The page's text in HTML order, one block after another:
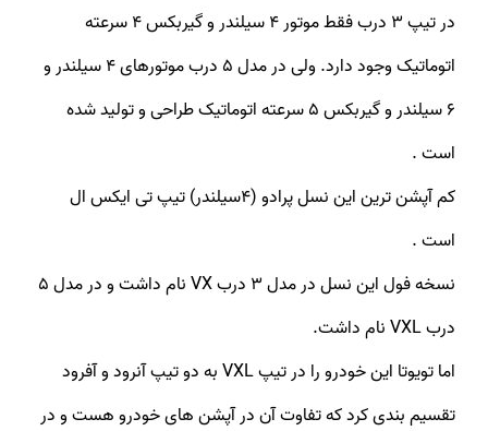
در تیپ ۳ درب فقط موتور ۴ سیلندر و گیربکس ۴ سرعته
اتوماتیک وجود دارد. ولی در مدل ۵ درب موتورهای ۴ سیلندر و
۶ سیلندر و گیربکس ۵ سرعته اتوماتیک طراحی و تولید شده
است .
کم آپشن ترین این نسل پرادو (۴سیلندر) تیپ تی ایکس ال
است .
نسخه فول این نسل در مدل ۳ درب VX نام داشت و در مدل ۵
درب VXL نام داشت.
اما تویوتا این خودرو را در تیپ VXL به دو تیپ آنرود و آفرود
تقسیم بندی کرد که تفاوت آن در آپشن های خودرو هست و در